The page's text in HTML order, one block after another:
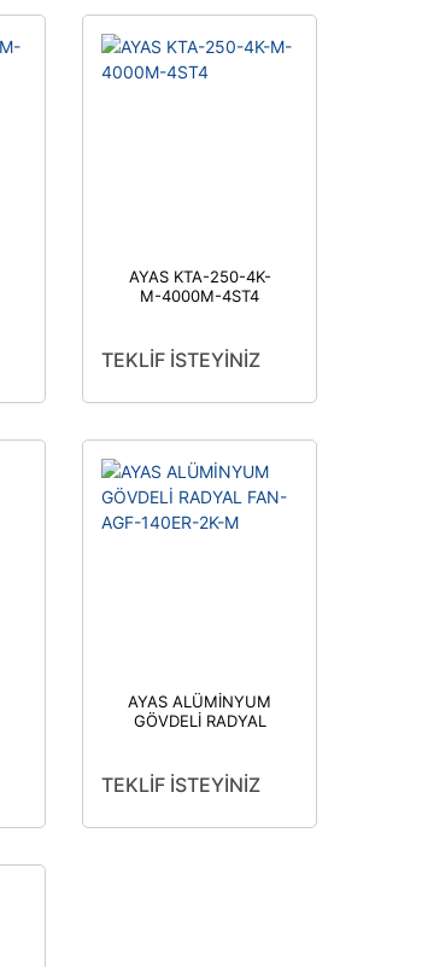
AYAS KTA-250-4K-
M-4000M-4ST4
TEKLİF İSTEYİNİZ
AYAS ALÜMİNYUM
GÖVDELİ RADYAL
TEKLİF İSTEYİNİZ